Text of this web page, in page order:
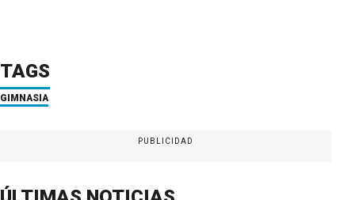
TAGS
GIMNASIA
PUBLICIDAD